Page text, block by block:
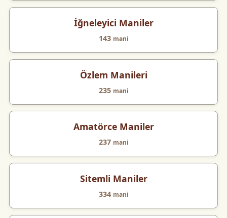
İğneleyici Maniler
143 mani
Özlem Manileri
235 mani
Amatörce Maniler
237 mani
Sitemli Maniler
334 mani